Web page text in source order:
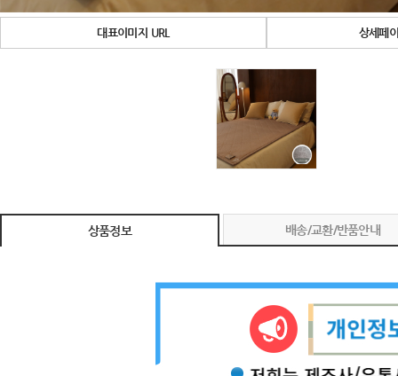
대표이미지 URL 상세페
상품정보 배송/교환/반품안내